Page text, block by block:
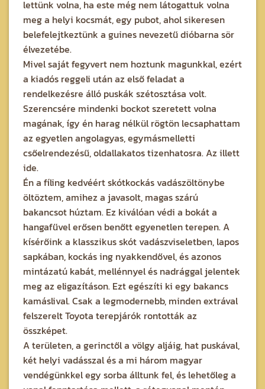
lettünk volna, ha este még nem látogattuk volna
meg a helyi kocsmát, egy pubot, ahol sikeresen
belefelejtkeztünk a guines nevezetű dióbarna sör
élvezetébe.
Mivel saját fegyvert nem hoztunk magunkkal, ezért
a kiadós reggeli után az első feladat a
rendelkezésre álló puskák szétosztása volt.
Szerencsére mindenki bockot szeretett volna
magának, így én harag nélkül rögtön lecsaphattam
az egyetlen angolagyas, egymásmelletti
csőelrendezésű, oldallakatos tizenhatosra. Az illett
ide.
Én a fíling kedvéért skótkockás vadászöltönybe
öltöztem, amihez a javasolt, magas szárú
bakancsot húztam. Ez kiválóan védi a bokát a
hangafűvel erősen benőtt egyenetlen terepen. A
kísérőink a klasszikus skót vadászviseletben, lapos
sapkában, kockás ing nyakkendővel, és azonos
mintázatú kabát, mellénnyel és nadrággal jelentek
meg az eligazításon. Ezt egészíti ki egy bakancs
kamáslival. Csak a legmodernebb, minden extrával
felszerelt Toyota terepjárók rontották az
összképet.
A területen, a gerinctől a völgy aljáig, hat puskával,
két helyi vadásszal és a mi három magyar
vendégünkkel egy sorba álltunk fel, és lehetőleg a